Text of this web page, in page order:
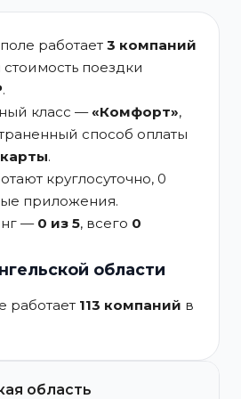
работает 3 компаний
поездки
.
класс —«Комфорт»,
способ оплаты
.
круглосуточно, 0
приложения.
— 0 из 5, всего 0
области
работает 113 компаний в
область